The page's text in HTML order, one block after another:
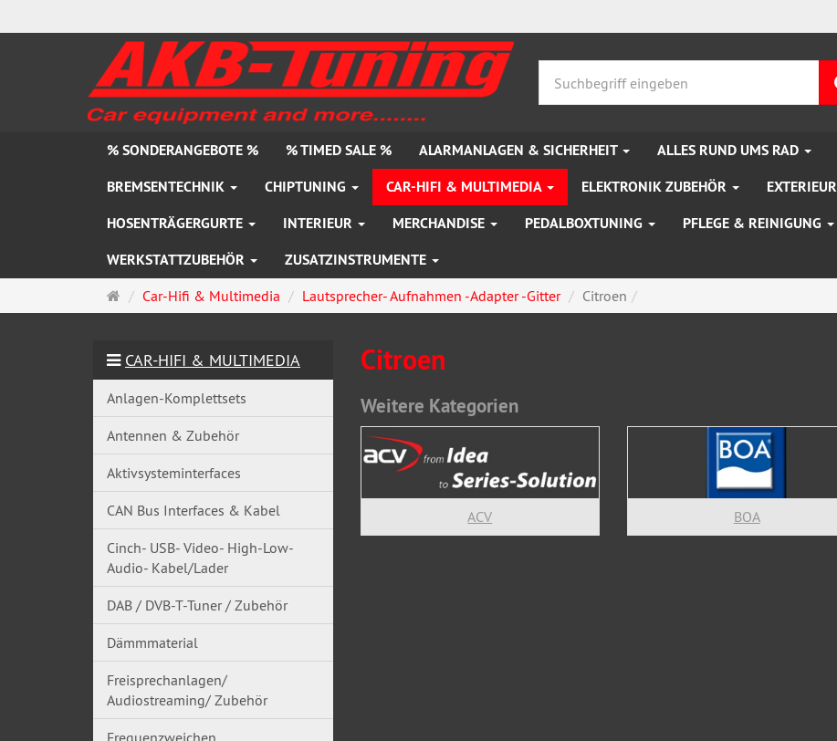
% SONDERANGEBOTE % % TIMED SALE % ALARMANLAGEN & SICHERHEIT ALLES RUND UMS RAD
BREMSENTECHNIK
CHIPTUNING CAR-HIFI & MULTIMEDIA ELEKTRONIK ZUBEHÖR EXTERIEUR
HOSENTRÄGERGURTE
INTERIEUR MERCHANDISE PEDALBOXTUNING PFLEGE & REINIGUNG
WERKSTATTZUBEHÖR
ZUSATZINSTRUMENTE
Startseite
Car-Hifi & Multimedia Lautsprecher- Aufnahmen -Adapter -Gitter Citroen
Citroen
Weitere Kategorien
ACV BOA
CAR-HIFI & MULTIMEDIA
Anlagen-Komplettsets
Antennen & Zubehör
Aktivsysteminterfaces
CAN Bus Interfaces & Kabel
Cinch- USB- Video- High-Low-
Audio- Kabel/Lader
DAB / DVB-T-Tuner / Zubehör
Dämmmaterial
Freisprechanlagen/
Audiostreaming/ Zubehör
Frequenzweichen